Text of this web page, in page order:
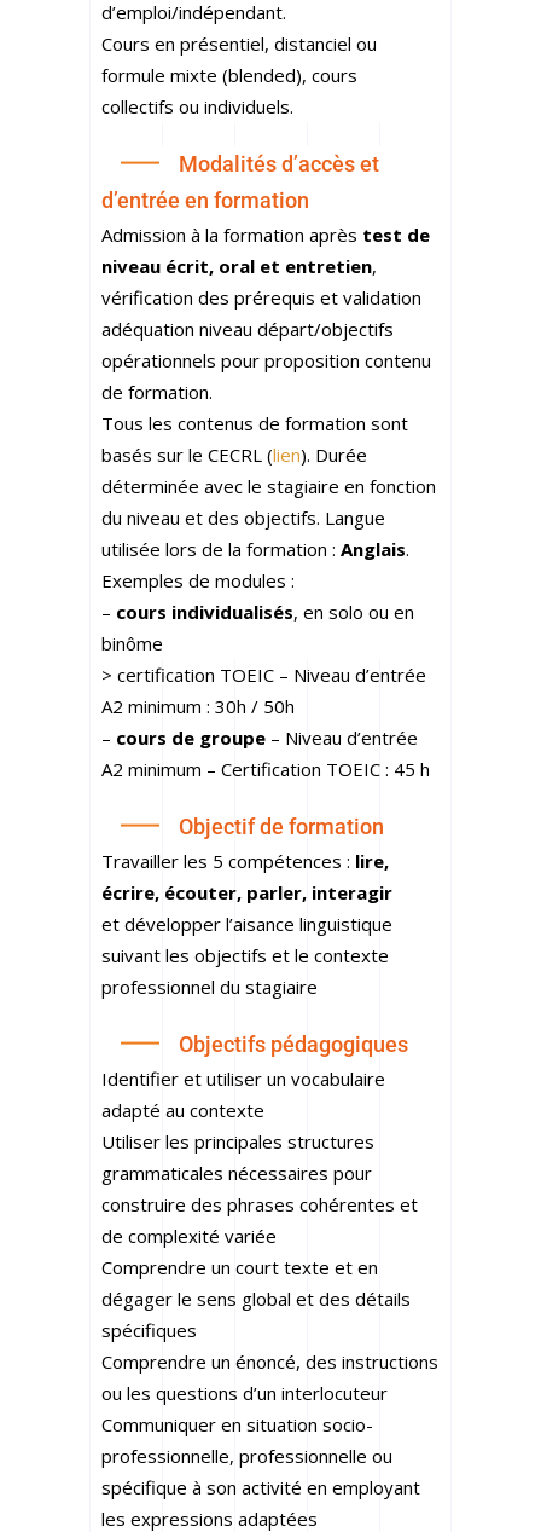
d’emploi/indépendant.
Cours en présentiel, distanciel ou
formule mixte (blended), cours
collectifs ou individuels.
Modalités d’accès et
d’entrée en formation
Admission à la formation après test de
niveau écrit, oral et entretien,
vérification des prérequis et validation
adéquation niveau départ/objectifs
opérationnels pour proposition contenu
de formation.
Tous les contenus de formation sont
basés sur le CECRL (lien). Durée
déterminée avec le stagiaire en fonction
du niveau et des objectifs. Langue
utilisée lors de la formation : Anglais.
Exemples de modules :
– cours individualisés, en solo ou en
binôme
> certification TOEIC – Niveau d’entrée
A2 minimum : 30h / 50h
– cours de groupe – Niveau d’entrée
A2 minimum – Certification TOEIC : 45 h
Objectif de formation
Travailler les 5 compétences : lire,
écrire, écouter, parler, interagir
et développer l’aisance linguistique
suivant les objectifs et le contexte
professionnel du stagiaire
Objectifs pédagogiques
Identifier et utiliser un vocabulaire
adapté au contexte
Utiliser les principales structures
grammaticales nécessaires pour
construire des phrases cohérentes et
de complexité variée
Comprendre un court texte et en
dégager le sens global et des détails
spécifiques
Comprendre un énoncé, des instructions
ou les questions d’un interlocuteur
Communiquer en situation socio-
professionnelle, professionnelle ou
spécifique à son activité en employant
les expressions adaptées